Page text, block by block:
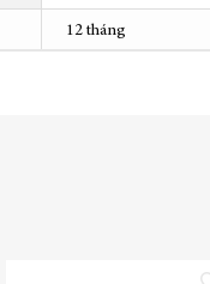
12 tháng
sách yêu thích